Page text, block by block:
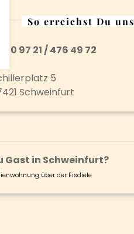
So erreichst Du uns
0 97 21 / 476 49 72
5
Schweinfurt
Gast in Schweinfurt?
über der Eisdiele